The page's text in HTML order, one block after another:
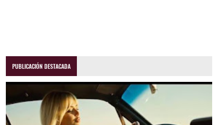
PUBLICACIÓN DESTACADA